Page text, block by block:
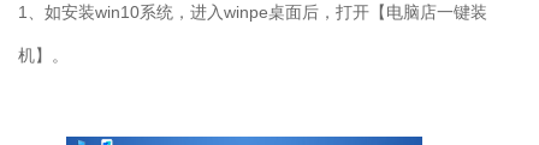
1 、如安装win10系统，进入winpe桌面后，打开【电脑店一键装
机】。